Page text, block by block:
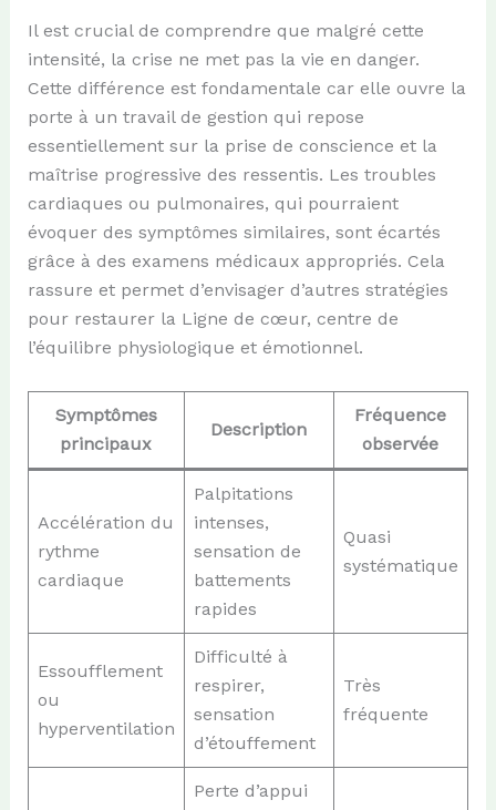
Il est crucial de comprendre que malgré cette
intensité, la crise ne met pas la vie en danger.
Cette différence est fondamentale car elle ouvre la
porte à un travail de gestion qui repose
essentiellement sur la prise de conscience et la
maîtrise progressive des ressentis. Les troubles
cardiaques ou pulmonaires, qui pourraient
évoquer des symptômes similaires, sont écartés
grâce à des examens médicaux appropriés. Cela
rassure et permet d’envisager d’autres stratégies
pour restaurer la Ligne de cœur, centre de
l’équilibre physiologique et émotionnel.
Symptômes
principaux
Description
Fréquence
observée
Accélération du
rythme
cardiaque
Palpitations
intenses,
sensation de
battements
rapides
Quasi
systématique
Essoufflement
ou
hyperventilation
Difficulté à
respirer,
sensation
d’étouffement
Très
fréquente
Perte d’appui